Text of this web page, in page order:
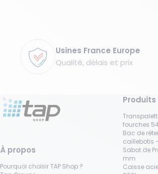
Usines France Europe
Qualité, délais et prix
À propos
Pourquoi choisir TAP Shop ?
fourches
Bac de
caillebotis
Sabot de
mm
Caisse